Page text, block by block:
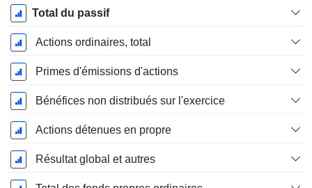
Total du passif
Actions ordinaires, total
Primes d'émissions d'actions
Bénéfices non distribués sur l'exercice
Actions détenues en propre
Résultat global et autres